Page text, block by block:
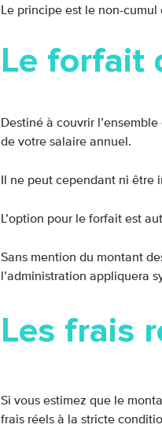
Le principe est le non-
Le forfait
Destiné à couvrir
de votre salaire annuel.
Il ne peut cependant ni être
L’option pour le forfait est
Sans mention du montant
l’administration appliquera
Les frais
Si vous estimez que le
frais réels à la stricte